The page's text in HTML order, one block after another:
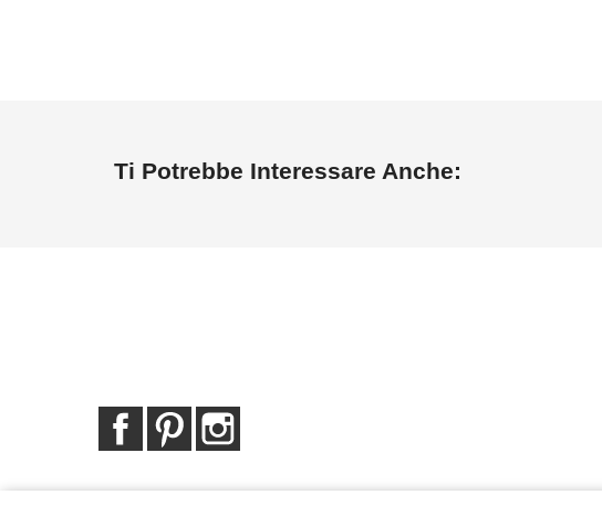
Ti Potrebbe Interessare Anche:
FacebookPinterest